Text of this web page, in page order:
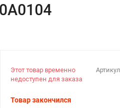
Этот товар временно
недоступен для заказа
Товар закончился